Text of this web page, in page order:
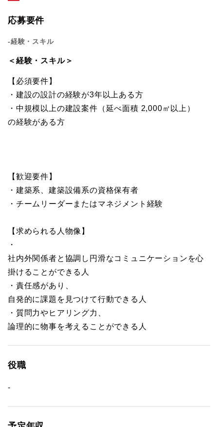
応募要件
-経験・スキル
＜経験・スキル＞
【必須要件】
・建設の設計の経験が3年以上ある方
・中規模以上の建設案件（延べ面積 2,000㎡以上）
の経験がある方
【歓迎要件】
・建築系、建築設備系の資格保有者
・チームリーダーまたはマネジメント経験
【求められる人物像】
・
社内外関係者と協調し円滑なコミュニケーションを心
掛けることができる人
・責任感があり、
自発的に課題を見つけて行動できる人
・質問力やヒアリング力、
論理的に物事を考えることができる人
役職
-